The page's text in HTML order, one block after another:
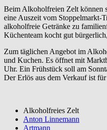
Beim Alkoholfreien Zelt können
eine Auszeit vom Stoppelmarkt-
alkoholfreie Getränke zu
Küchenteam kocht gut
Zum täglichen Angebot im
und Kuchen. Es öffnet mit
Uhr. Ein Frühstück soll am
Der Erlös aus dem Verkauf ist
Alkoholfreies Zelt
Anton Linnemann
Artmann